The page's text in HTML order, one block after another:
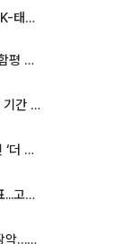
美 ‘232조 하이브리드 제재’ 임박…K-태양광, 불확실성 털고 날개 다나
이남오 함평군수, 군공항 소음피해 함평 보상 요구
'개편 전 마지막 수능' D-100⋯남은 기간 성적 올릴 전략은
효율·AI 더했다…더 강하고 알뜰해진 ‘더 뉴 그랜저 하이브리드’ [ET의 모빌리티]
미국, 핵심광물 30억 달러 투자 발표...고려아연 대미투자 언급
바이낸스, ETF 무기한 선물 74% 장악…한국 레버리지 ETF 거래 급증 [e가상자산]